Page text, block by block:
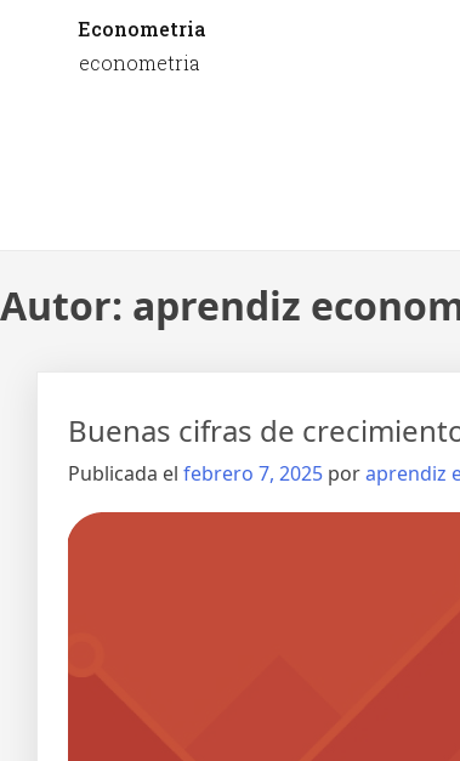
Econometria
econometria
Autor: aprendiz
Buenas cifras de
Publicada el febrero 7, 2025 poraprendiz